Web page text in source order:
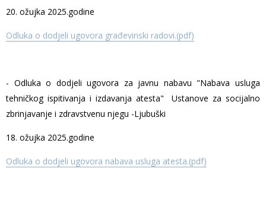
20. ožujka 2025.godine
Odluka o dodjeli ugovora građevinski radovi.(pdf)
- Odluka o dodjeli ugovora za javnu nabavu "Nabava usluga
tehničkog ispitivanja i izdavanja atesta" Ustanove za socijalno
zbrinjavanje i zdravstvenu njegu -Ljubuški
18. ožujka 2025.godine
Odluka o dodjeli ugovora nabava usluga atesta.(pdf)